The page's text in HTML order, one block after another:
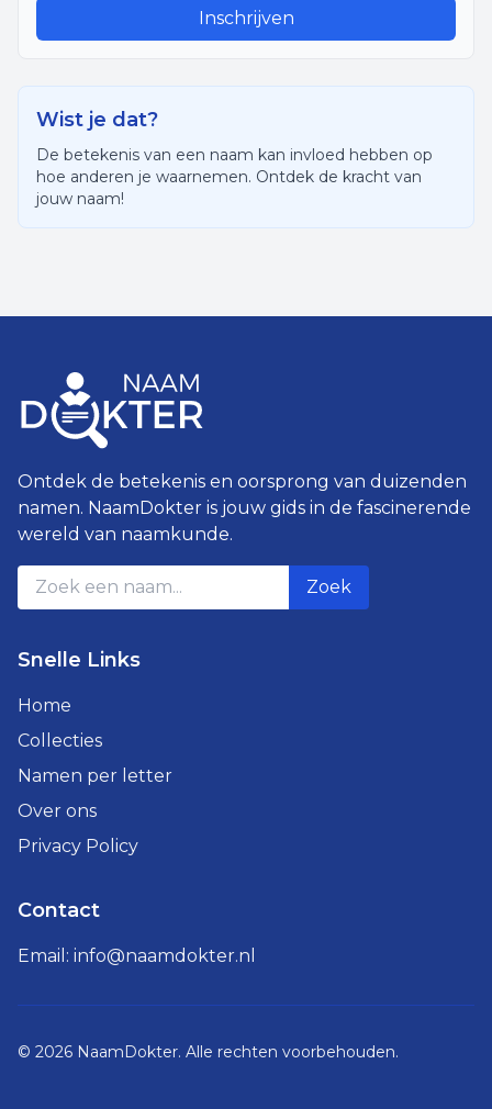
Inschrijven
Wist je dat?
De betekenis van een naam kan invloed hebben op
hoe anderen je waarnemen. Ontdek de kracht van
jouw naam!
Ontdek de betekenis en oorsprong van duizenden
namen. NaamDokter is jouw gids in de fascinerende
wereld van naamkunde.
Zoek
Snelle Links
Home
Collecties
Namen per letter
Over ons
Privacy Policy
Contact
Email: info@naamdokter.nl
© 2026 NaamDokter. Alle rechten voorbehouden.